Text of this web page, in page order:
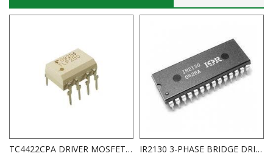
TC4422CPA DRIVER MOSFET 4.5……18V / 9A IR2130 3-PHASE BRIDGE DRIVER